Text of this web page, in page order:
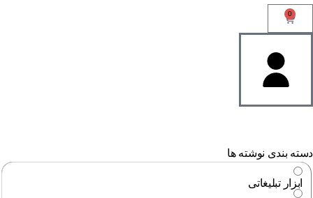
0
بندی نوشته ها
ابزار تبلیغاتی